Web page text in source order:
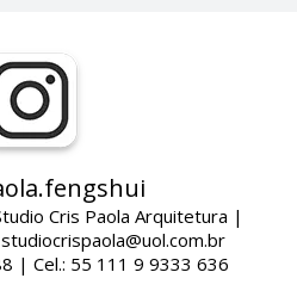
Cris Paola Arquitetura |
| Cel.: 55 111 9 9333 636